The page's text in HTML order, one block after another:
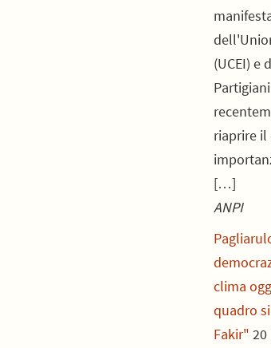
(UCEI) e
riaprire
[…]
ANPI
clima
quadro
Fakir" 20